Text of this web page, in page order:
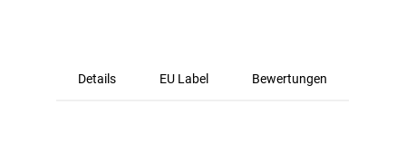
Details EU Label Bewertungen